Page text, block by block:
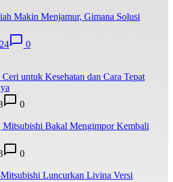
Makin Menjamur, Gimana Solusi
0
untuk Kesehatan dan Cara Tepat
0
Mitsubishi Bakal Mengimpor Kembali
0
Luncurkan Livina Versi